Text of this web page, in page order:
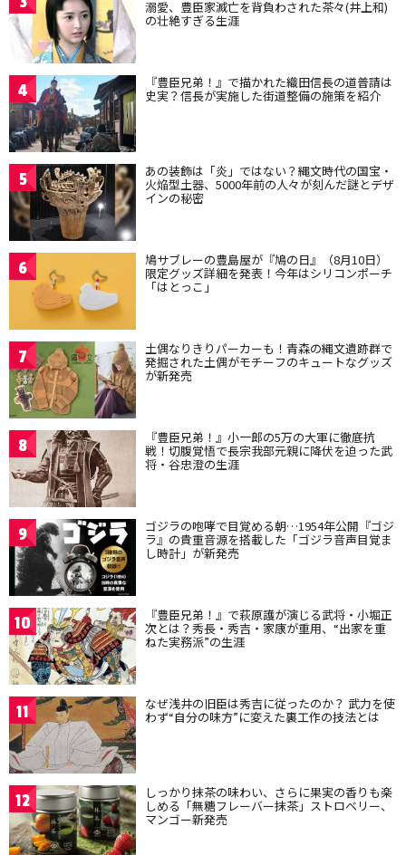
溺愛、豊臣家滅亡を背負わされた茶々(井上和)
の壮絶すぎる生涯
4 『豊臣兄弟！』で描かれた織田信長の道普請は
史実？信長が実施した街道整備の施策を紹介
5 あの装飾は「炎」ではない？縄文時代の国宝・
火焔型土器、5000年前の人々が刻んだ謎とデザ
インの秘密
6 鳩サブレーの豊島屋が『鳩の日』（8月10日）
限定グッズ詳細を発表！今年はシリコンポーチ
「はとっこ」
7 土偶なりきりパーカーも！青森の縄文遺跡群で
発掘された土偶がモチーフのキュートなグッズ
が新発売
8 『豊臣兄弟！』小一郎の5万の大軍に徹底抗
戦！切腹覚悟で長宗我部元親に降伏を迫った武
将・谷忠澄の生涯
9 ゴジラの咆哮で目覚める朝…1954年公開『ゴジ
ラ』の貴重音源を搭載した「ゴジラ音声目覚ま
し時計」が新発売
10 『豊臣兄弟！』で萩原護が演じる武将・小堀正
次とは？秀長・秀吉・家康が重用、“出家を重
ねた実務派”の生涯
11 なぜ浅井の旧臣は秀吉に従ったのか？ 武力を使
わず“自分の味方”に変えた裏工作の技法とは
12 しっかり抹茶の味わい、さらに果実の香りも楽
しめる「無糖フレーバー抹茶」ストロベリー、
マンゴー新発売